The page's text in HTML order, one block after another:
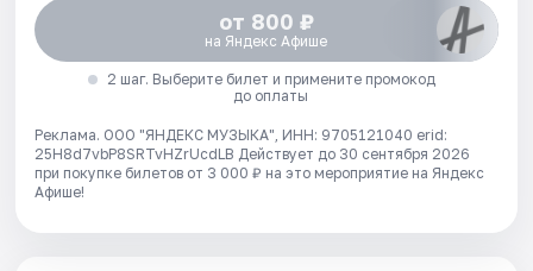
от 800 ₽
на Яндекс Афише
2 шаг. Выберите билет и примените промокод
до оплаты
Реклама. ООО "ЯНДЕКС МУЗЫКА", ИНН: 9705121040 erid:
25H8d7vbP8SRTvHZrUcdLB Действует до 30 сентября 2026
при покупке билетов от 3 000 ₽ на это мероприятие на Яндекс
Афише!